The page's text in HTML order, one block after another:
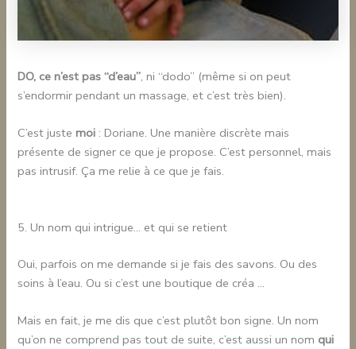
DO, ce n’est pas “d’eau”, ni “dodo” (même si on peut
s’endormir pendant un massage, et c’est très bien).
C’est justemoi : Doriane. Une manière discrète mais
présente de signer ce que je propose. C’est personnel, mais
pas intrusif. Ça me relie à ce que je fais.
5. Un nom qui intrigue… et qui se retient
Oui, parfois on me demande si je fais des savons. Ou des
soins à l’eau. Ou si c’est une boutique de créa …
Mais en fait, je me dis que c’est plutôt bon signe. Un nom
qu’on ne comprend pas tout de suite, c’est aussi un nom qui